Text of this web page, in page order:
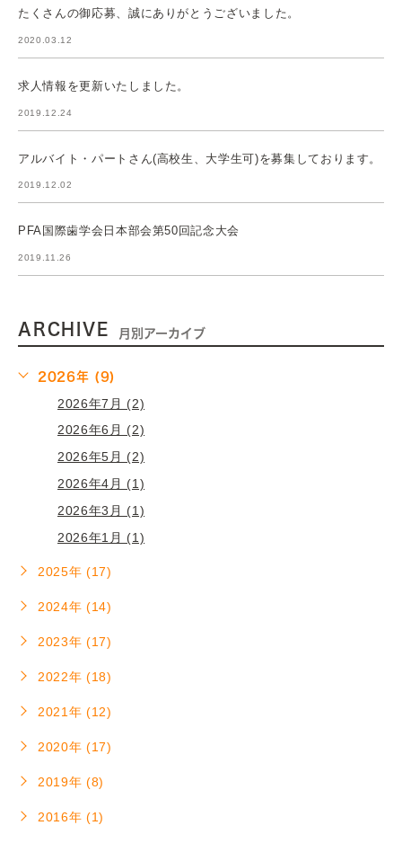
たくさんの御応募、誠にありがとうございました。
2020.03.12
求人情報を更新いたしました。
2019.12.24
アルバイト・パートさん(高校生、大学生可)を募集しております。
2019.12.02
PFA国際歯学会日本部会第50回記念大会
2019.11.26
ARCHIVE 月別アーカイブ
2026年 (9)
2026年7月 (2)
2026年6月 (2)
2026年5月 (2)
2026年4月 (1)
2026年3月 (1)
2026年1月 (1)
2025年 (17)
2024年 (14)
2023年 (17)
2022年 (18)
2021年 (12)
2020年 (17)
2019年 (8)
2016年 (1)